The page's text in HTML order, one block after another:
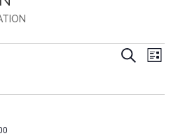
et
Recherche
de
Liste